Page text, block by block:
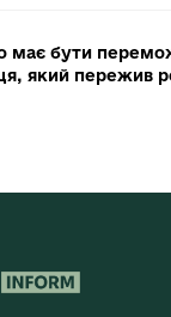
має бути
який пережив